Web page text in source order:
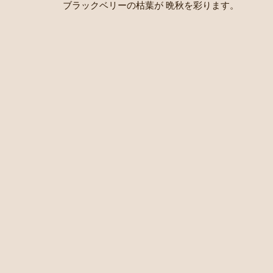
ブラックベリーの枯葉が 晩秋を彩ります。